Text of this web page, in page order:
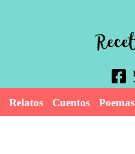
Relatos Cuentos Poemas